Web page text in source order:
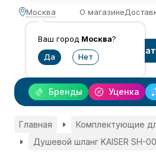
Москва
Ваш город Москва?
О магазине
Уценка
Бренды
Главная Комплектующие
Душевой шланг KAISER SH-